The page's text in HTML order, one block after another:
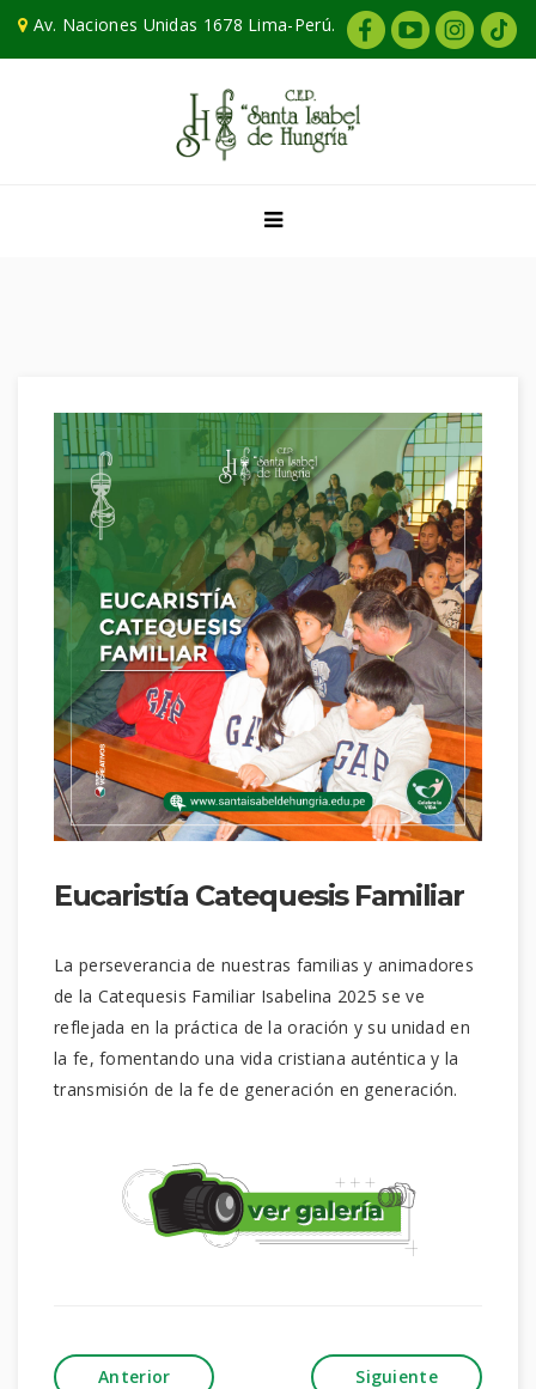
Av. Naciones Unidas 1678 Lima-Perú.
Eucaristía Catequesis Familiar
La perseverancia de nuestras familias y animadores
de la Catequesis Familiar Isabelina 2025 se ve
reflejada en la práctica de la oración y su unidad en
la fe, fomentando una vida cristiana auténtica y la
transmisión de la fe de generación en generación.
Anterior Siguiente